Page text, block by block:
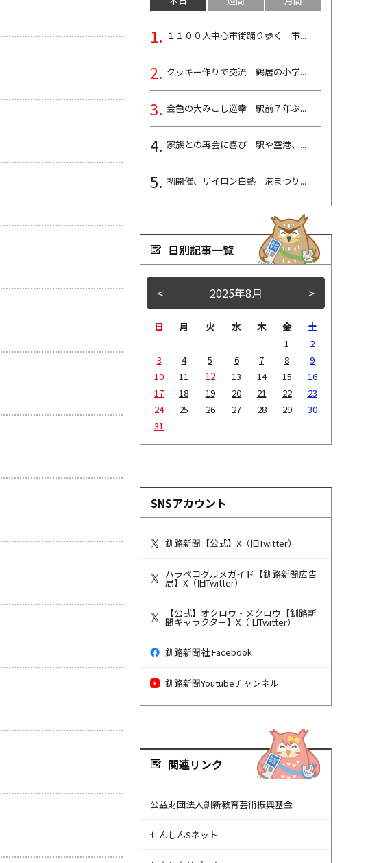
１１００人中心市街踊り歩く 市...
クッキー作りで交流 鶴居の小学...
金色の大みこし巡幸 駅前７年ぶ...
家族との再会に喜び 駅や空港、...
初開催、ザイロン白熱 港まつり...
日別記事一覧
< >
2025年8月
日 月 火 水 木 金 土
1
2
3
4 5 6 7 8
9
10
11 12 13 14 15
16
17
18 19 20 21 22
23
24
25 26 27 28 29
30
31
SNSアカウント
釧路新聞【公式】X（旧Twitter）
ハラペコグルメガイド【釧路新聞広告
局】X（旧Twitter）
【公式】オクロウ・メクロウ【釧路新
聞キャラクター】X（旧Twitter）
釧路新聞社 Facebook
釧路新聞Youtubeチャンネル
関連リンク
公益財団法人釧新教育芸術振興基金
せんしんSネット